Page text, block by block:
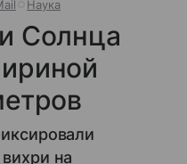
Наука
Солнца
на